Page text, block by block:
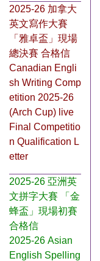
2025-26 加拿大
英文寫作大賽
「雅卓盃」現場
總決賽 合格信
Canadian Engli
sh Writing Comp
etition 2025-26
(Arch Cup) live
Final Competitio
n Qualification L
etter
2025-26 亞洲英
文拼字大賽 「金
蜂盃」現場初賽
合格信
2025-26 Asian
English Spelling